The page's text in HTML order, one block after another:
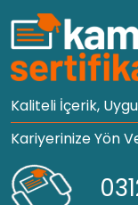
Kaliteli İçerik,
Kariyerinize Yön